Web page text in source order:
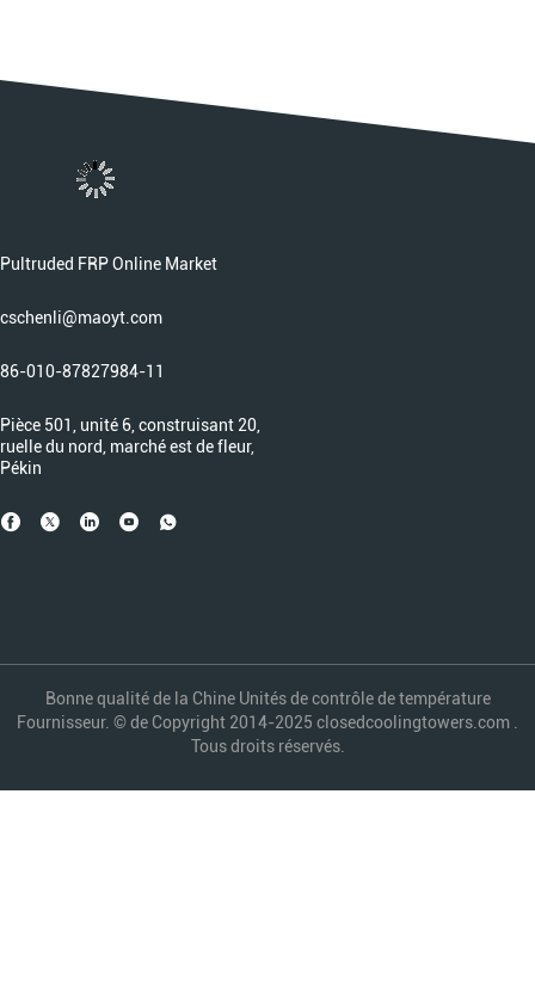
Pultruded FRP Online Market
cschenli@maoyt.com
86-010-87827984-11
Pièce 501, unité 6, construisant 20,
ruelle du nord, marché est de fleur,
Pékin
Bonne qualité de la Chine Unités de contrôle de température
Fournisseur. © de Copyright 2014-2025 closedcoolingtowers.com .
Tous droits réservés.